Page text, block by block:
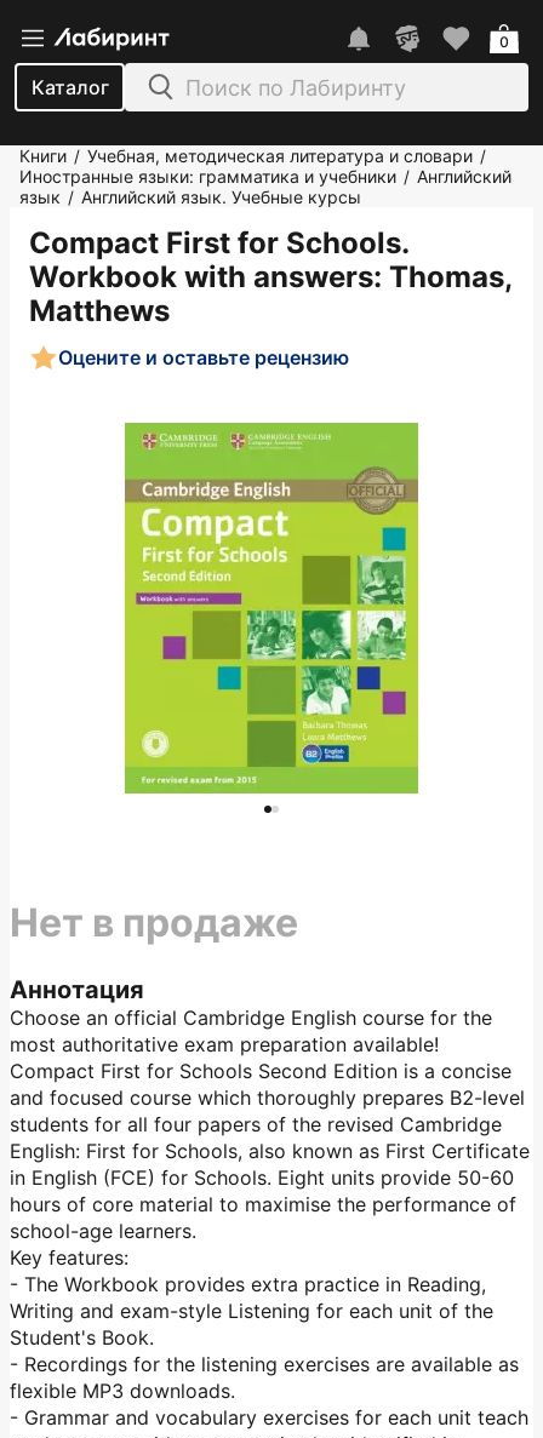
Каталог
0
Книги / Учебная, методическая литература и словари /
Иностранные языки: грамматика и учебники / Английский
язык / Английский язык. Учебные курсы
Compact First for Schools.
Workbook with answers: Thomas,
Matthews
Оцените и оставьте рецензию
Аннотация
Choose an official Cambridge English course for the
most authoritative exam preparation available!
Compact First for Schools Second Edition is a concise
and focused course which thoroughly prepares B2-level
students for all four papers of the revised Cambridge
English: First for Schools, also known as First Certificate
in English (FCE) for Schools. Eight units provide 50-60
hours of core material to maximise the performance of
school-age learners.
Key features:
- The Workbook provides extra practice in Reading,
Writing and exam-style Listening for each unit of the
Student's Book.
- Recordings for the listening exercises are available as
flexible MP3 downloads.
- Grammar and vocabulary exercises for each unit teach
Нет в продаже